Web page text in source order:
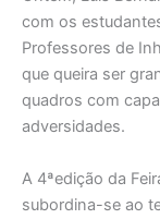
com os
Professores de
que queira ser
quadros com
adversidades.
A 4ªedição da
subordina-se ao